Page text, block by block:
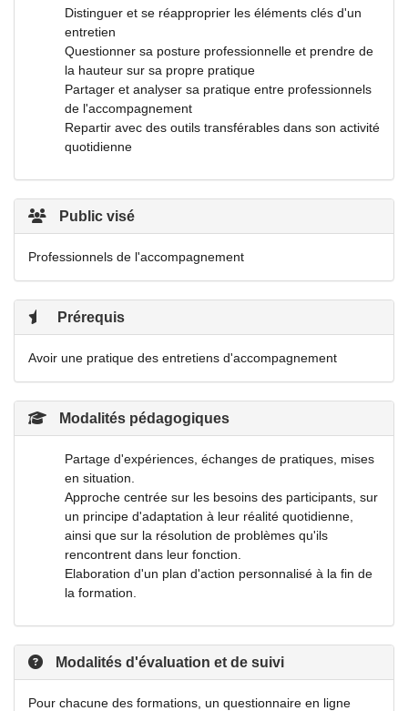
Distinguer et se réapproprier les éléments clés d'un
entretien
Questionner sa posture professionnelle et prendre de
la hauteur sur sa propre pratique
Partager et analyser sa pratique entre professionnels
de l'accompagnement
Repartir avec des outils transférables dans son activité
quotidienne
Public visé
Professionnels de l'accompagnement
Prérequis
Avoir une pratique des entretiens d'accompagnement
Modalités pédagogiques
Partage d'expériences, échanges de pratiques, mises
en situation.
Approche centrée sur les besoins des participants, sur
un principe d'adaptation à leur réalité quotidienne,
ainsi que sur la résolution de problèmes qu'ils
rencontrent dans leur fonction.
Elaboration d'un plan d'action personnalisé à la fin de
la formation.
Modalités d'évaluation et de suivi
Pour chacune des formations, un questionnaire en ligne